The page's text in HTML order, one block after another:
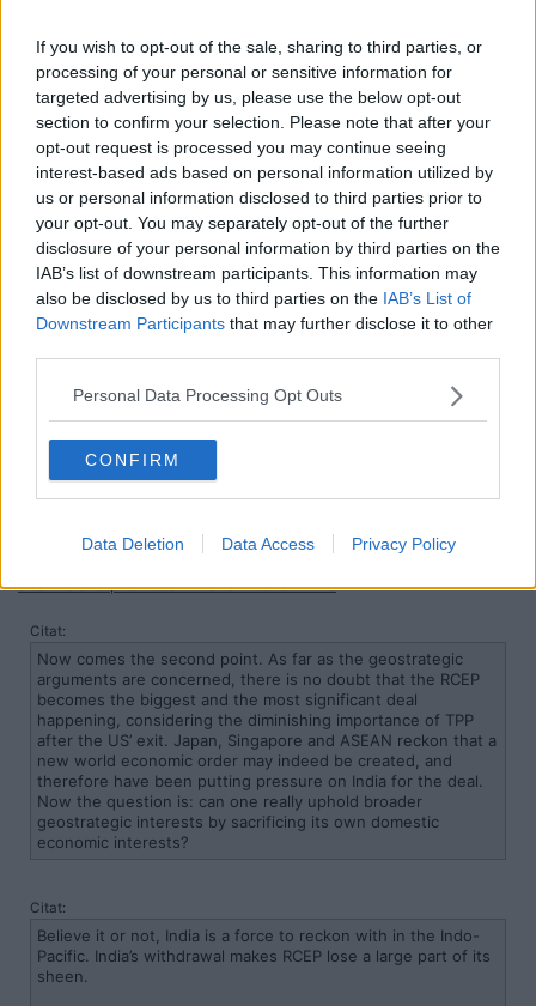
If you wish to opt-out of the sale, sharing to third parties, or
processing of your personal or sensitive information for
targeted advertising by us, please use the below opt-out
section to confirm your selection. Please note that after your
opt-out request is processed you may continue seeing
interest-based ads based on personal information utilized by
us or personal information disclosed to third parties prior to
your opt-out. You may separately opt-out of the further
disclosure of your personal information by third parties on the
IAB’s list of downstream participants. This information may
also be disclosed by us to third parties on the IAB’s List of
Downstream Participants that may further disclose it to other
Personal Data Processing Opt Outs
CONFIRM
Data Deletion Data Access Privacy Policy
Slutkommentar 1: Jag tror inte på motstånd mot detta projekt.
Tvärtom så tror jag att världen kommer att tjäna på att bli en
enhet. Men jag är naturligtvis starkt kritisk till hur man
implementerat det hela med t ex massinvandring. Man hade
kunnat genomdriva detta projekt utan någon massinvandring och
det hade funkat lika bra, förmodligen bättre.
Slutkommentar 2: Trams om ödlor kan man ta i
konspirationsforumet.
__________________
Senast redigerad av Sinestro 2020-11-25 kl. 18:04.
Avslutad
Snubblade över en intressant artikel om Indien och varför det
(förvånansvärt nog) synes kunna vara klokt av Indien att stå
utanför RCEP (världens största frihandelsavtal) tills vidare.
Rekommenderas framför allt till de som tror att Indien konkurrerar
med Kina om att bli världens främsta ekonomi när USA nu tycks
and-india-s-priorities-1743431-2020-11-23
Citat:
Now comes the second point. As far as the geostrategic
arguments are concerned, there is no doubt that the RCEP
becomes the biggest and the most significant deal
happening, considering the diminishing importance of TPP
after the US’ exit. Japan, Singapore and ASEAN reckon that a
new world economic order may indeed be created, and
therefore have been putting pressure on India for the deal.
Now the question is: can one really uphold broader
geostrategic interests by sacrificing its own domestic
economic interests?
Citat:
Believe it or not, India is a force to reckon with in the Indo-
Pacific. India’s withdrawal makes RCEP lose a large part of its
sheen.